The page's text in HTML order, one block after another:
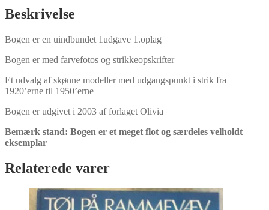
Beskrivelse
Bogen er en uindbundet 1udgave 1.oplag
Bogen er med farvefotos og strikkeopskrifter
Et udvalg af skønne modeller med udgangspunkt i strik fra
1920’erne til 1950’erne
Bogen er udgivet i 2003 af forlaget Olivia
Bemærk stand: Bogen er et meget flot og særdeles velholdt
eksemplar
Relaterede varer